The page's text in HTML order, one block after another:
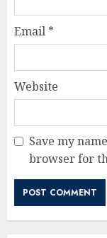
Email *
Website
Save my
browser for